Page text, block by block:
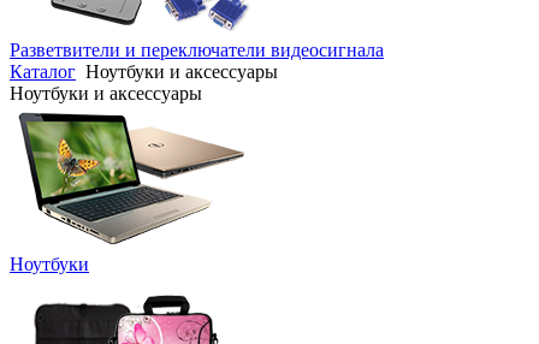
Разветвители и переключатели видеосигнала
Каталог Ноутбуки и аксессуары
Ноутбуки и аксессуары
Ноутбуки